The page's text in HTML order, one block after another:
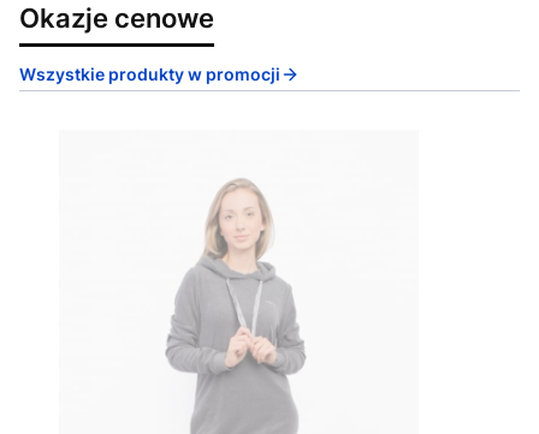
Okazje cenowe
Wszystkie produkty w promocji